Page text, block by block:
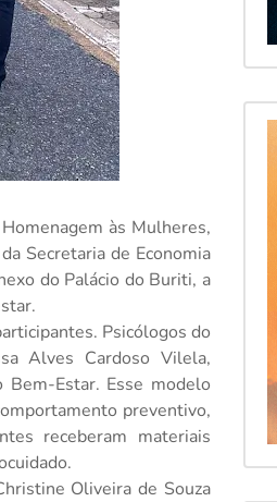
às Mulheres,
Secretaria de Economia
do Palácio do Buriti, a
Psicólogos do
Alves Cardoso Vilela,
Bem-Estar. Esse modelo
preventivo,
receberam materiais
Oliveira de Souza